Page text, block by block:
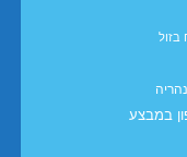
בזול
במבצע